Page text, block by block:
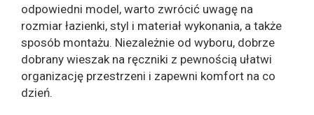
odpowiedni model, warto zwrócić uwagę na
rozmiar łazienki, styl i materiał wykonania, a także
sposób montażu. Niezależnie od wyboru, dobrze
dobrany wieszak na ręczniki z pewnością ułatwi
organizację przestrzeni i zapewni komfort na co
dzień.